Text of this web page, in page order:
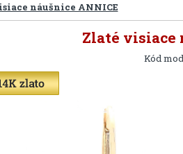
náušnice ANNICE
Zlaté visiace
Kód